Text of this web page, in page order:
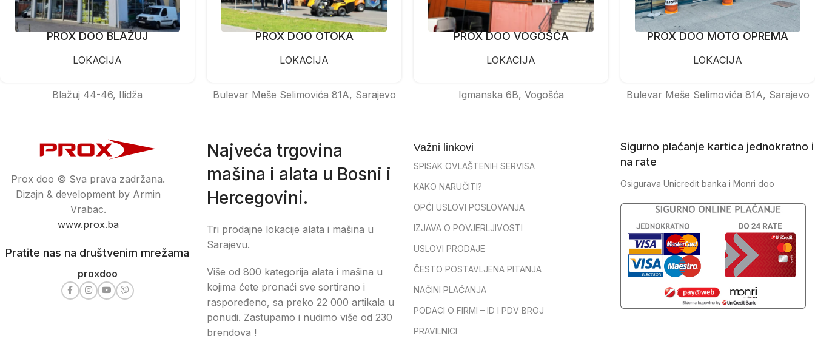
PROX DOO BLAŽUJ
LOKACIJA
Blažuj 44-46, Ilidža
PROX DOO OTOKA
LOKACIJA
Bulevar Meše Selimovića 81A, Sarajevo
PROX DOO VOGOŠĆA
LOKACIJA
Igmanska 6B, Vogošća
PROX DOO MOTO OPREMA
LOKACIJA
Bulevar Meše Selimovića 81A, Sarajevo
Prox doo © Sva prava zadržana.
Dizajn & development by Armin
Vrabac.
www.prox.ba
Pratite nas na društvenim mrežama
proxdoo
Najveća trgovina
mašina i alata u Bosni i
Hercegovini.
Tri prodajne lokacije alata i mašina u
Sarajevu.
Više od 800 kategorija alata i mašina u
kojima ćete pronaći sve sortirano i
raspoređeno, sa preko 22 000 artikala u
ponudi. Zastupamo i nudimo više od 230
brendova !
Važni linkovi
SPISAK OVLAŠTENIH SERVISA
KAKO NARUČITI?
OPĆI USLOVI POSLOVANJA
IZJAVA O POVJERLJIVOSTI
USLOVI PRODAJE
ČESTO POSTAVLJENA PITANJA
NAČINI PLAĆANJA
PODACI O FIRMI – ID I PDV BROJ
PRAVILNICI
Sigurno plaćanje kartica jednokratno i
na rate
Osigurava Unicredit banka i Monri doo